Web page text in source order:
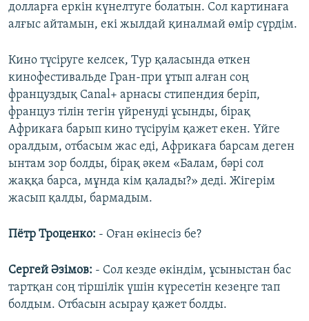
долларға еркін күнелтуге болатын. Сол картинаға
алғыс айтамын, екі жылдай қиналмай өмір сүрдім.
Кино түсіруге келсек, Тур қаласында өткен
кинофестивальде Гран-при ұтып алған соң
француздық Canal+ арнасы стипендия беріп,
француз тілін тегін үйренуді ұсынды, бірақ
Африкаға барып кино түсіруім қажет екен. Үйге
оралдым, отбасым жас еді, Африкаға барсам деген
ынтам зор болды, бірақ әкем «Балам, бәрі сол
жаққа барса, мұнда кім қалады?» деді. Жігерім
жасып қалды, бармадым.
Пётр Троценко: - Оған өкінесіз бе?
Сергей Әзімов: - Сол кезде өкіндім, ұсыныстан бас
тартқан соң тіршілік үшін күресетін кезеңге тап
болдым. Отбасын асырау қажет болды.